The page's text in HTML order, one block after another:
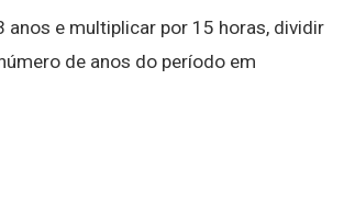
e multiplicar por 15 horas, dividir
de anos do período em